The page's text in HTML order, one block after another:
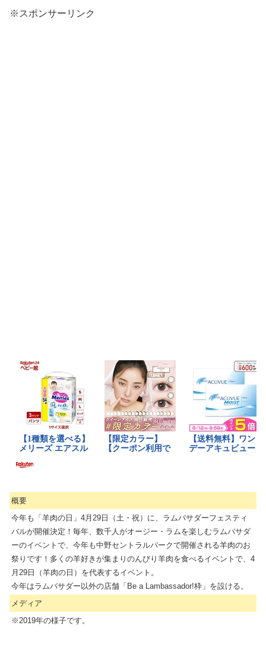
※スポンサーリンク
概要
今年も「羊肉の日」4月29日（土・祝）に、ラムバサダーフェスティ
バルが開催決定！毎年、数千人がオージー・ラムを楽しむラムバサダ
ーのイベントで、今年も中野セントラルパークで開催される羊肉のお
祭りです！多くの羊好きが集まりのんびり羊肉を食べるイベントで、4
月29日（羊肉の日）を代表するイベント。
今年はラムバサダー以外の店舗「Be a Lambassador!枠」を設ける。
メディア
※2019年の様子です。